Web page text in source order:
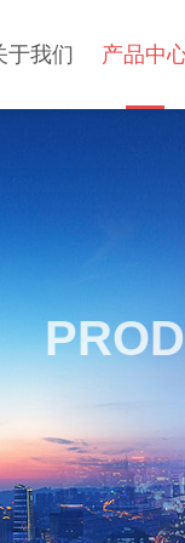
于我们 产品中